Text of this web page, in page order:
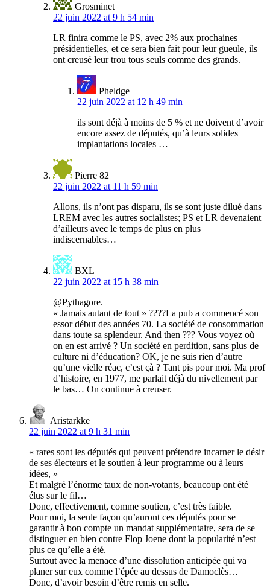
Grosminet
22 juin 2022 at 9 h 54 min
LR finira comme le PS, avec 2% aux prochaines
présidentielles, et ce sera bien fait pour leur gueule, ils
ont creusé leur trou tous seuls comme des grands.
Pheldge
22 juin 2022 at 12 h 49 min
ils sont déjà à moins de 5 % et ne doivent d’avoir
encore assez de députés, qu’à leurs solides
implantations locales …
Pierre 82
22 juin 2022 at 11 h 59 min
Allons, ils n’ont pas disparu, ils se sont juste dilué dans
LREM avec les autres socialistes; PS et LR devenaient
d’ailleurs avec le temps de plus en plus
indiscernables…
BXL
22 juin 2022 at 15 h 38 min
@Pythagore.
« Jamais autant de tout » ????La pub a commencé son
essor début des années 70. La société de consommation
dans toute sa splendeur. And then ??? Vous voyez où
on en est arrivé ? Un société en perdition, sans plus de
culture ni d’éducation? OK, je ne suis rien d’autre
qu’une vielle réac, c’est çà ? Tant pis pour moi. Ma prof
d’histoire, en 1977, me parlait déjà du nivellement par
le bas… On continue à creuser.
Aristarkke
22 juin 2022 at 9 h 31 min
« rares sont les députés qui peuvent prétendre incarner le désir
de ses électeurs et le soutien à leur programme ou à leurs
idées, »
Et malgré l’énorme taux de non-votants, beaucoup ont été
élus sur le fil…
Donc, effectivement, comme soutien, c’est très faible.
Pour moi, la seule façon qu’auront ces députés pour se
garantir à bon compte un mandat supplémentaire, sera de se
distinguer en bien contre Flop Joene dont la popularité n’est
plus ce qu’elle a été.
Surtout avec la menace d’une dissolution anticipée qui va
planer sur eux comme l’épée au dessus de Damoclès…
Donc, d’avoir besoin d’être remis en selle.